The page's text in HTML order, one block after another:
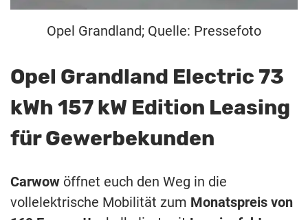
Opel Grandland; Quelle: Pressefoto
Opel Grandland Electric 73
kWh 157 kW Edition Leasing
für Gewerbekunden
Carwow öffnet euch den Weg in die
vollelektrische Mobilität zum Monatspreis von